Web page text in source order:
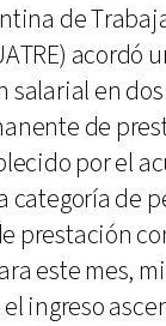
de
acordó
salarial en
de
por el
categoría de
prestación
este mes,
ingreso